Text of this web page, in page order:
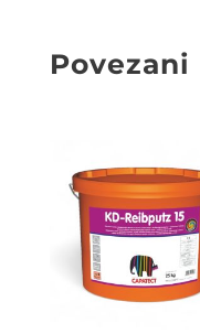
Povezani